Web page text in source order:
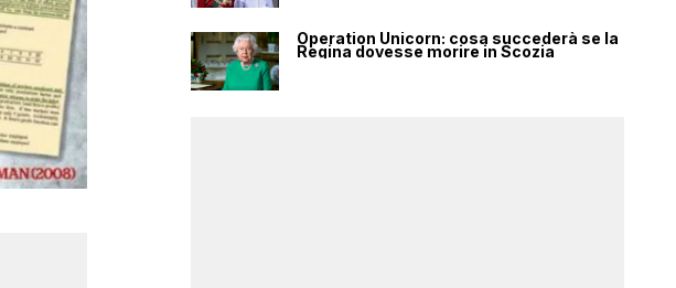
Operation Unicorn: cosa succederà se la
Regina dovesse morire in Scozia